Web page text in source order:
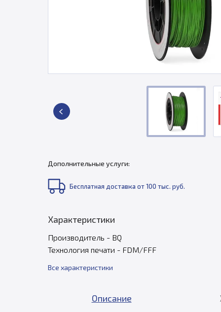
Дополнительные услуги:
Бесплатная доставка от 100 тыс. руб.
Характеристики
Производитель - BQ
Технология печати - FDM/FFF
Все характеристики
Описание